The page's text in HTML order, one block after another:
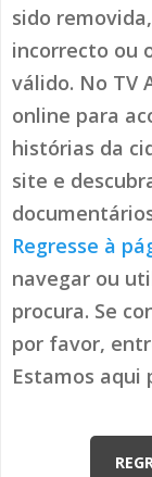
sido
incorrecto ou
válido. No TV
online para
histórias da
site e
Regresse à
navegar ou
procura. Se
por favor,
Estamos aqui